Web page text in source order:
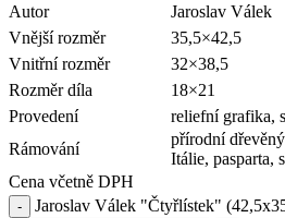
Autor
Jaroslav Válek
Vnější rozměr
35,5×42,5
Vnitřní rozměr
32×38,5
Rozměr díla
18×21
Provedení
reliefní grafika,
Rámování
přírodní
Itálie, pasparta,
Cena včetně DPH
- Jaroslav Válek "Čtyřlístek"